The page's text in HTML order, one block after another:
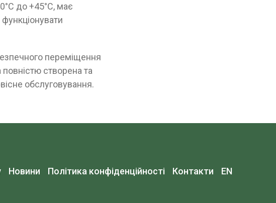
до +45°C, має
переміщення
створена та
обслуговування.
Новини Політика конфіденційності Контакти EN